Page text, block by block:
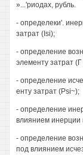
»...'риодах, рубль.
- определеки'.
затрат (Isi);
- определение
элементу затрат
- определение
енту затрат (Psi~);
- определение
влиянием инерции
- определение
под влиянием